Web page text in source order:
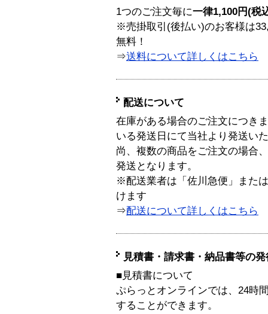
1つのご注文毎に一律1,100円(税
※売掛取引(後払い)のお客様は
無料！
⇒送料について詳しくはこちら
配送について
在庫がある場合のご注文につき
いる発送日にて当社より発送い
尚、複数の商品をご注文の場合
発送となります。
※配送業者は「佐川急便」また
けます
⇒配送について詳しくはこちら
見積書・請求書・納品書等の
■見積書について
ぷらっとオンラインでは、24時
することができます。